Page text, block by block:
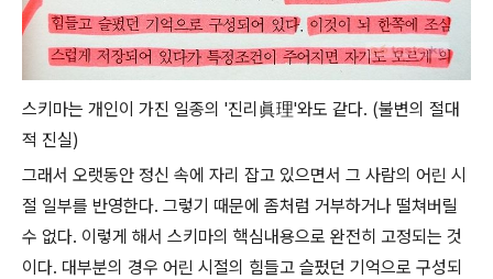
스키마는 개인이 가진 일종의 '진리眞理'와도 같다. (불변의 절대
적 진실)
그래서 오랫동안 정신 속에 자리 잡고 있으면서 그 사람의 어린 시
절 일부를 반영한다. 그렇기 때문에 좀처럼 거부하거나 떨쳐버릴
수 없다. 이렇게 해서 스키마의 핵심내용으로 완전히 고정되는 것
이다. 대부분의 경우 어린 시절의 힘들고 슬펐던 기억으로 구성되